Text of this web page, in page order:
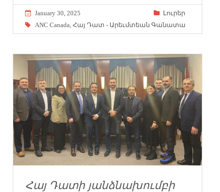
January 30, 2025
Լուրեր
ANC Canada,Հայ Դատ - Արեւմտեան Գանատա
Հայ Դատի յանձնախումբի